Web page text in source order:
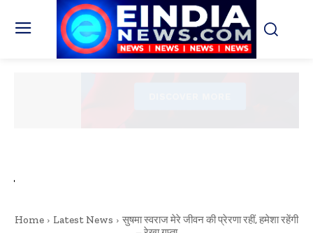
Home Latest News
सुषमा स्वराज मेरे जीवन की प्रेरणा रहीं, हमेशा रहेंगी